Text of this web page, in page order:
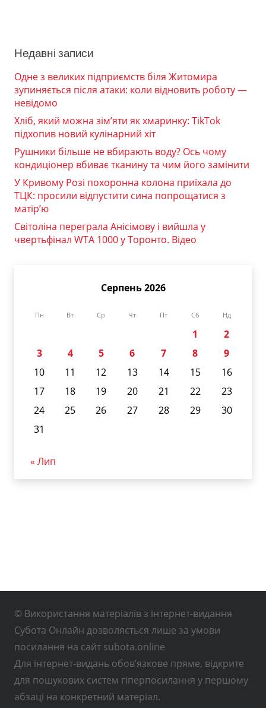
Недавні записи
Одне з великих підприємств біля Житомира
зупиняється після атаки: коли відновить роботу —
невідомо
Хліб, який можна зім’яти як хмаринку: TikTok
підхопив новий кулінарний хіт
Рушники більше не вбирають воду? Ось чому
кондиціонер вбиває тканину та чим його замінити
У Кривому Розі похоронна колона приїхала до
ТЦК: просили відпустити сина попрощатися з
матір’ю
Світоліна переграла Анісімову і вийшла у
чвертьфінал WTA 1000 у Торонто. Відео
Серпень 2026
Пн Вт Ср Чт Пт Сб Нд
1
2
3
4 5 6 7 8
9
10
11 12 13 14 15
16
17
18 19 20 21 22
23
24
25 26 27 28 29
30
31
« Лип
© Використання матеріалів з інтернет-видання
Субота Онлайн дозволяється лише за умови
посилання на сайт subota.online
Для інтернет-видань обов’язкове пряме, відкрите
для пошукових систем гіперпосилання у першому
абзаці на конкретний матеріал.